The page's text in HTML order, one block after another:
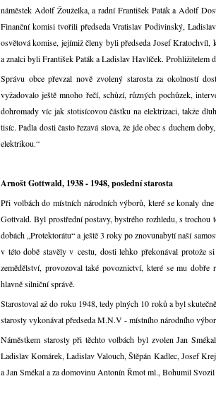
náměstek Adolf Žouželka, a radní František Paták a Adolf
Finanční komisi tvořili předseda Vratislav Podivinský,
osvětová komise, jejímiž členy byli předseda Josef
a znalci byli František Paták a Ladislav Havlíček. Prohližitelem
Správu obce převzal nově zvolený starosta za okolností
vyžadovalo ještě mnoho řečí, schůzí, různých pochůzek,
dohromady víc jak stotisícovou částku na elektrizaci, takže
tisíc. Padla dosti často řezavá slova, že jde obec s duchem
elektrikou.“
Arnošt Gottwald, 1938 - 1948, poslední starosta
Při volbách do místních národních výborů, které se konaly
Gottvald. Byl prostřední postavy, bystrého rozhledu, s trochou
dobách „Protektorátu“ a ještě 3 roky po znovunabytí naší
v této době stavěly v cestu, dosti lehko překonával protože
zemědělství, provozoval také povoznictví, které se mu
hlavně silniční správě.
Starostoval až do roku 1948, tedy plných 10 roků a byl
starosty vykonávat předseda M.N.V - místního národního
Náměstkem starosty při těchto volbách byl zvolen Jan
Ladislav Komárek, Ladislav Valouch, Štěpán Kadlec, Josef
a Jan Smékal a za domovinu Antonín Řmot ml., Bohumil